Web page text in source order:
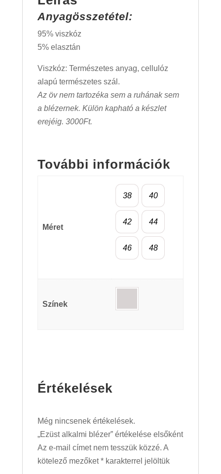
Anyagösszetétel:
95% viszkóz
5% elasztán
Viszkóz: Természetes anyag, cellulóz
alapú természetes szál.
Az öv nem tartozéka sem a ruhának sem
a blézernek. Külön kapható a készlet
erejéig. 3000Ft.
További információk
Méret
38 40
42 44
46 48
Színek
Értékelések
Még nincsenek értékelések.
„Ezüst alkalmi blézer” értékelése elsőként
Az e-mail címet nem tesszük közzé. A
kötelező mezőket*karakterrel jelöltük